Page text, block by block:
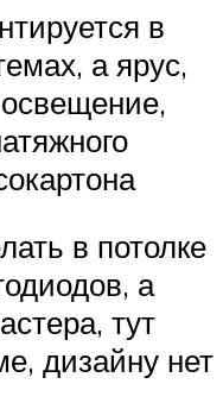
в
а ярус,
в потолке
а
тут
дизайну нет